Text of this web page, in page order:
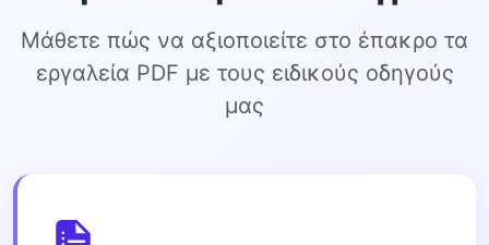
Μάθετε πώς να αξιοποιείτε στο έπακρο τα
εργαλεία PDF με τους ειδικούς οδηγούς
μας